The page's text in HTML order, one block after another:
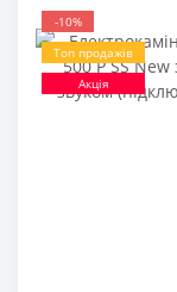
-10%
Топ продажів
Акція